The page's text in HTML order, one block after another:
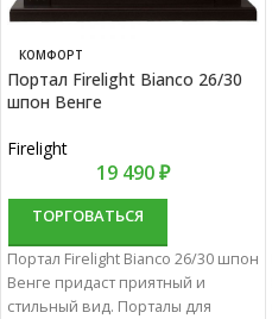
КОМФОРТ
Портал Firelight Bianco 26/30
шпон Венге
Firelight
19 490₽
ТОРГОВАТЬСЯ
Портал Firelight Bianco 26/30 шпон
Венге придаст приятный и
стильный вид. Порталы для